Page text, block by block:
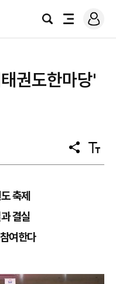
검
전
로
그
권도한마당'
공
유
텍
스
축제
결실
여한다